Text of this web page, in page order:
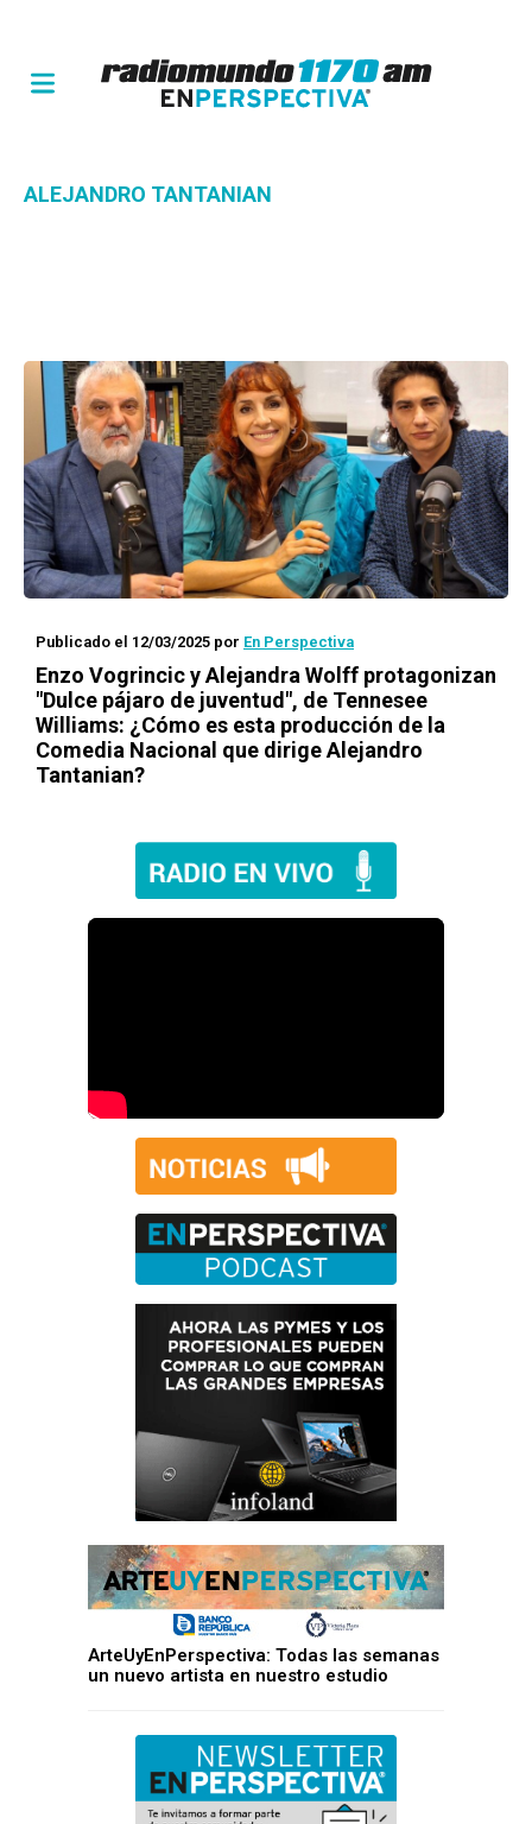
ALEJANDRO TANTANIAN
Publicado el 12/03/2025 por En Perspectiva
Enzo Vogrincic y Alejandra Wolff protagonizan
"Dulce pájaro de juventud", de Tennesee
Williams: ¿Cómo es esta producción de la
Comedia Nacional que dirige Alejandro
Tantanian?
ArteUyEnPerspectiva: Todas las semanas
un nuevo artista en nuestro estudio